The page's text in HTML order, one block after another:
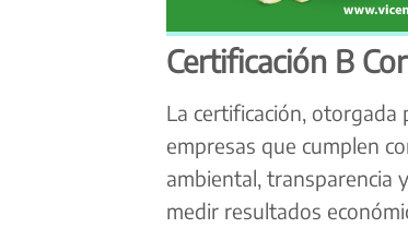
Certificación B
La certificación, otorgada
empresas que cumplen
ambiental, transparencia
medir resultados